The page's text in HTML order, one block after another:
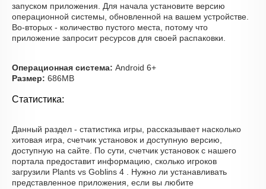
запуском приложения. Для начала установите версию
операционной системы, обновленной на вашем устройстве.
Во-вторых - количество пустого места, потому что
приложение запросит ресурсов для своей распаковки.
Операционная система: Android 6+
Размер: 686MB
Статистика:
Данный раздел - статистика игры, рассказывает насколько
хитовая игра, счетчик установок и доступную версию,
доступную на сайте. По сути, счетчик установок с нашего
портала предоставит информацию, сколько игроков
загрузили Plants vs Goblins 4 . Нужно ли устанавливать
представленное приложения, если вы любите